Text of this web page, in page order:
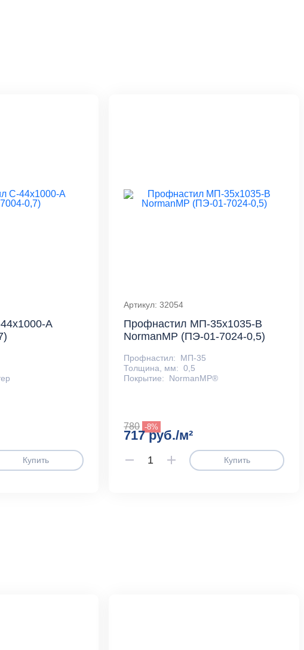
A
Купить
Артикул: 32054
Профнастил МП-35x1035-B
NormanMP (ПЭ-01-7024-0,5)
Профнастил:
МП-35
Толщина, мм: 0,5
Покрытие:
NormanMP®
780 -8%
717 руб./м²
Купить